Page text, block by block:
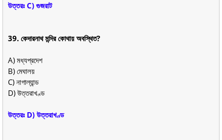
উত্তরঃ C) গুজরাট
39. কেদারনাথ মন্দির কোথায় অবস্থিত?
A) মধ্যপ্রদেশ
B) মেঘালয়
C) নাগাল্যান্ড
D) উত্তরাখণ্ড
উত্তরঃ D) উত্তরাখণ্ড